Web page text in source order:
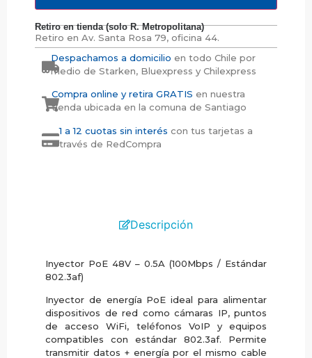
Retiro en tienda (solo R. Metropolitana)
Retiro en Av. Santa Rosa 79, oficina 44.
Despachamos a domicilio en todo Chile por
medio de Starken, Bluexpress y Chilexpress
Compra online y retira GRATIS en nuestra
tienda ubicada en la comuna de Santiago
1 a 12 cuotas sin interés con tus tarjetas a
través de RedCompra
Descripción
Inyector PoE 48V – 0.5A (100Mbps / Estándar
802.3af)
Inyector de energía PoE ideal para alimentar
dispositivos de red como cámaras IP, puntos
de acceso WiFi, teléfonos VoIP y equipos
compatibles con estándar 802.3af. Permite
transmitir datos + energía por el mismo cable